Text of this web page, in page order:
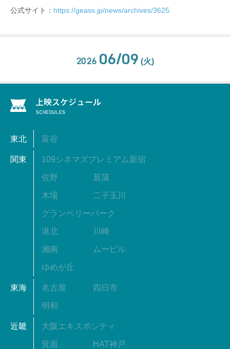
公式サイト： https://geass.jp/news/archives/3625
2026 06/09 (火)
東北 富谷
関東 109シネマズプレミアム新宿
佐野 菖蒲
木場 二子玉川
グランベリーパーク
港北 川崎
湘南 ムービル
ゆめが丘
東海 名古屋 四日市
明和
近畿 大阪エキスポシティ
箕面 HAT神戸